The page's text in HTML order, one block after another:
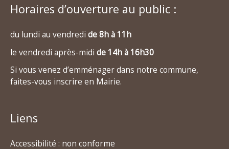
Horaires d’ouverture au public :
du lundi au vendredi de 8h à 11h
le vendredi après-midi de 14h à 16h30
Si vous venez d’emménager dans notre commune,
faites-vous inscrire en Mairie.
Liens
Accessibilité : non conforme